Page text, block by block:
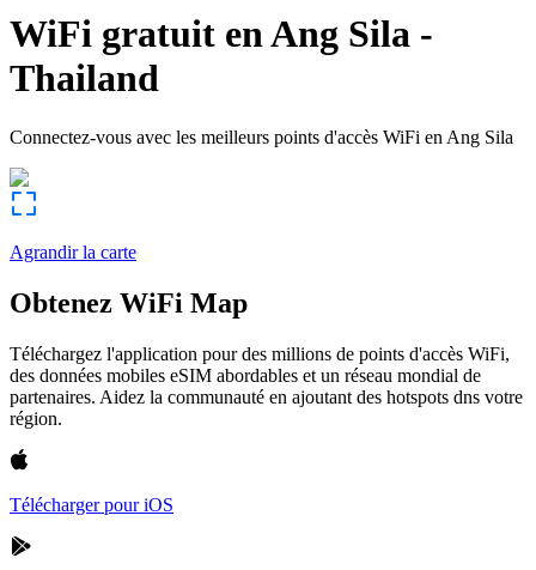
WiFi gratuit enAng Sila -
Thailand
Connectez-vous avec les meilleurs points d'accès WiFi en Ang Sila
Agrandir la carte
Obtenez WiFi Map
Téléchargez l'application pour des millions de points d'accès WiFi,
des données mobiles eSIM abordables et un réseau mondial de
partenaires. Aidez la communauté en ajoutant des hotspots dns votre
région.
Télécharger pour iOS